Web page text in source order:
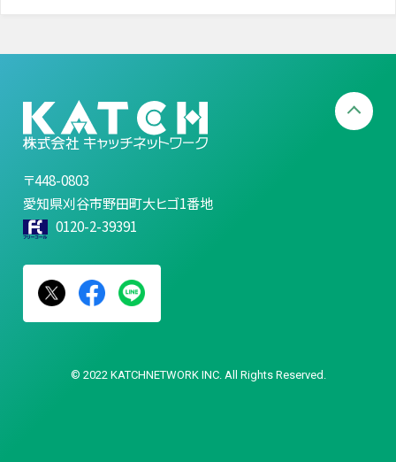
〒448-0803
愛知県刈谷市野田町大ヒゴ1番地
0120-2-39391
© 2022 KATCHNETWORK INC. All Rights Reserved.